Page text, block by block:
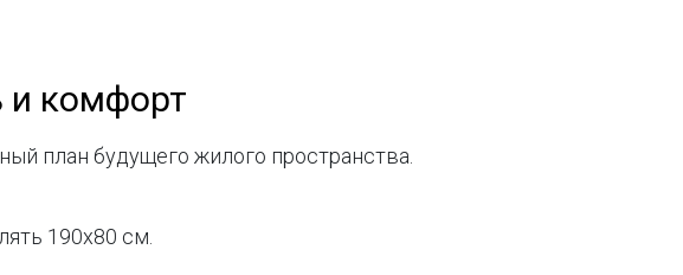
и комфорт
план будущего жилого пространства.
190x80 см.